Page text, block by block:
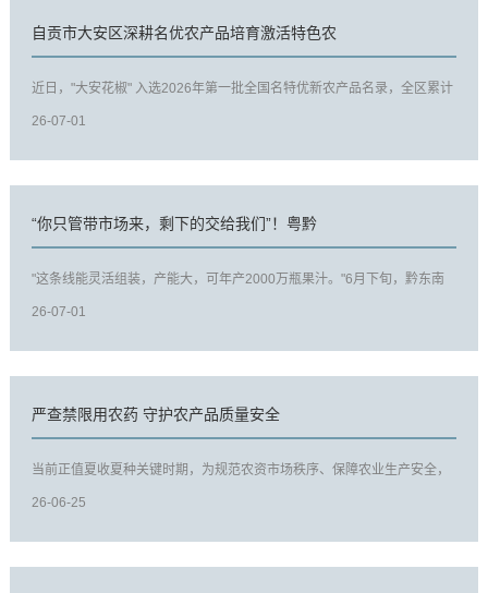
自贡市大安区深耕名优农产品培育激活特色农
近日，"大安花椒" 入选2026年第一批全国名特优新农产品名录，全区累计
入选8个。 （1）推行标准化...
26-07-01
“你只管带市场来，剩下的交给我们”！粤黔
"这条线能灵活组装，产能大，可年产2000万瓶果汁。"6月下旬，黔东南
州从江县粤黔农产品（食品）加...
26-07-01
严查禁限用农药 守护农产品质量安全
当前正值夏收夏种关键时期，为规范农资市场秩序、保障农业生产安全，
连日来，三河市农业农村部门...
26-06-25